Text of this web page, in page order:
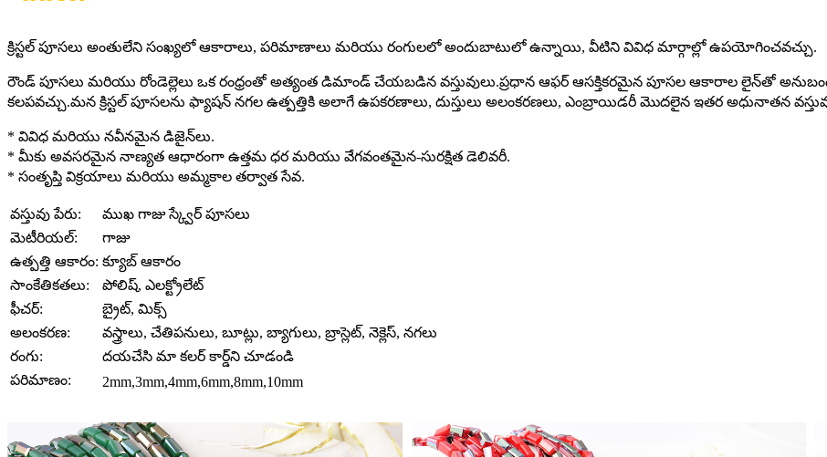
క్రిస్టల్ పూసలు అంతులేని సంఖ్యలో ఆకారాలు, పరిమాణాలు మరియు రంగులలో అందుబాటులో ఉన్నాయి, వీటిని వివిధ మార్గాల్లో ఉపయోగించవచ్చు.
రౌండ్ పూసలు మరియు రోండెల్లెలు ఒక రంధ్రంతో అత్యంత డిమాండ్ చేయబడిన వస్తువులు.ప్రధాన ఆఫర్ ఆసక్తికరమైన పూసల ఆకారాల లైన్‌తో
కలపవచ్చు.మన క్రిస్టల్ పూసలను ఫ్యాషన్ నగల ఉత్పత్తికి అలాగే ఉపకరణాలు, దుస్తులు అలంకరణలు, ఎంబ్రాయిడరీ మొదలైన ఇతర అధునాతన
* వివిధ మరియు నవీనమైన డిజైన్‌లు.
* మీకు అవసరమైన నాణ్యత ఆధారంగా ఉత్తమ ధర మరియు వేగవంతమైన-సురక్షిత డెలివరీ.
* సంతృప్తి విక్రయాలు మరియు అమ్మకాల తర్వాత సేవ.
వస్తువు పేరు:
ముఖ గాజు స్క్వేర్ పూసలు
మెటీరియల్:
గాజు
ఉత్పత్తి ఆకారం: క్యూబ్ ఆకారం
సాంకేతికతలు:
పోలిష్, ఎలక్ట్రోలేట్
ఫీచర్:
బ్రైట్, మిక్స్
అలంకరణ:
వస్త్రాలు, చేతిపనులు, బూట్లు, బ్యాగులు, బ్రాస్లెట్, నెక్లెస్, నగలు
రంగు:
దయచేసి మా కలర్ కార్డ్‌ని చూడండి
పరిమాణం:
2mm,3mm,4mm,6mm,8mm,10mm